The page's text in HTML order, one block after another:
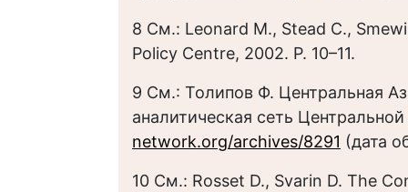
8 См.: Leonard M., Stead C.,
Policy Centre, 2002. P. 10–11.
9 См.: Толипов Ф. Центральная
аналитическая сеть
network.org/archives/8291 (дата
10 См.: Rosset D., Svarin D. The